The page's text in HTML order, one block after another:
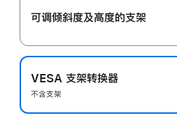
可调倾斜度及高‍度的支‍架
VESA 支架转换器
不含支架